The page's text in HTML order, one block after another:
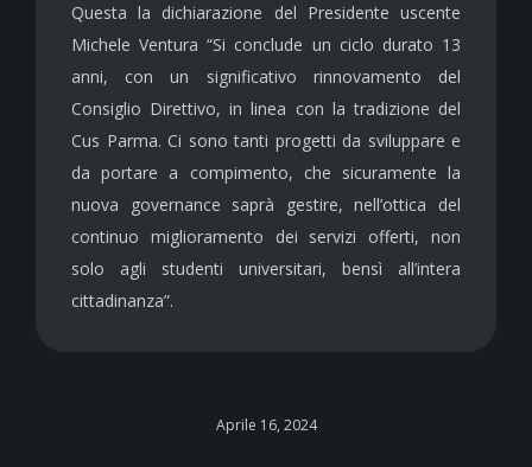
Questa la dichiarazione del Presidente uscente
Michele Ventura “Si conclude un ciclo durato 13
anni, con un significativo rinnovamento del
Consiglio Direttivo, in linea con la tradizione del
Cus Parma. Ci sono tanti progetti da sviluppare e
da portare a compimento, che sicuramente la
nuova governance saprà gestire, nell’ottica del
continuo miglioramento dei servizi offerti, non
solo agli studenti universitari, bensì all’intera
cittadinanza”.
Aprile 16, 2024